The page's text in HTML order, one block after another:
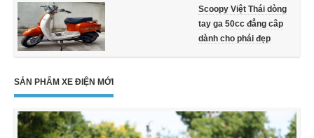
Scoopy Việt Thái dòng
tay ga 50cc đẳng câp
dành cho phái đẹp
SẢN PHẨM XE ĐIỆN MỚI